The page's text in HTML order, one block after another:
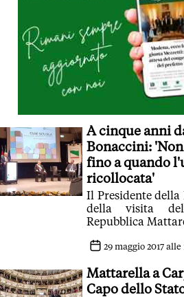
A cinque anni
Bonaccini:
fino a quando
ricollocata'
Il Presidente della
della visita
Repubblica
29 maggio 2017 alle
Mattarella a
Capo dello